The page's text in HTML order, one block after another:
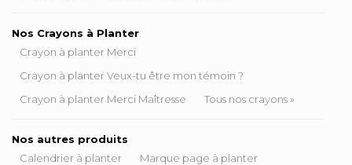
Nos Crayons à Planter
Crayon à planter Merci
Crayon à planter Veux-tu être mon témoin ?
Crayon à planter Merci Maîtresse
Tous nos crayons »
Nos autres produits
Calendrier à planter
Marque page à planter